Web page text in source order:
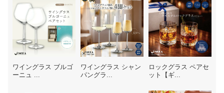
ワイングラス ブルゴ
ーニュ ...
ワイングラス シャン
パングラ...
ロックグラス ペアセ
ット【ギ...